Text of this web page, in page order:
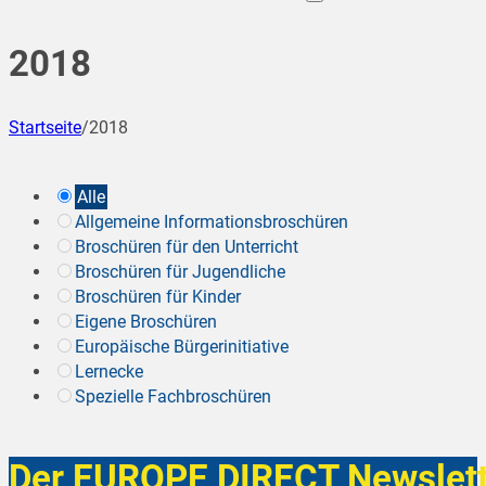
2018
Startseite/2018
Alle
Allgemeine Informationsbroschüren
Broschüren für den Unterricht
Broschüren für Jugendliche
Broschüren für Kinder
Eigene Broschüren
Europäische Bürgerinitiative
Lernecke
Spezielle Fachbroschüren
Der EUROPE DIRECT